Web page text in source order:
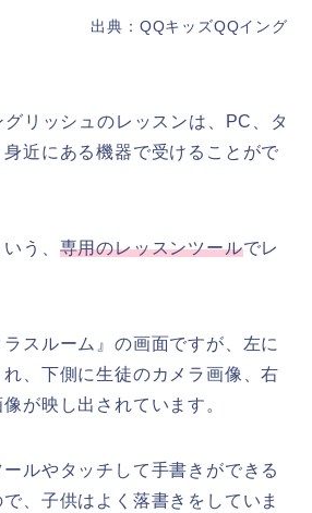
キッズQQイング
リッシュのレッスンは、PC、タ
近にある機器で受けることがで
う、 専用のレッスンツールでレ
ラスルーム』の画面ですが、左に
、下側に生徒のカメラ画像、右
が映し出されています。
ルやタッチして手書きができる
、子供はよく落書きをしていま